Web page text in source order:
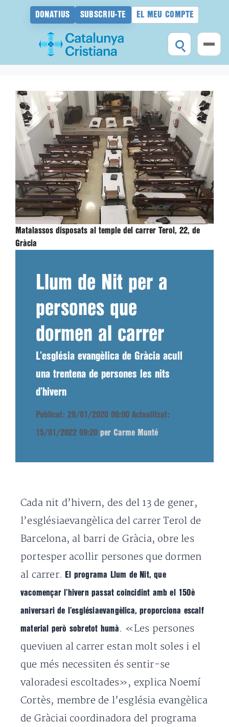
DONATIUS SUBSCRIU-TE EL MEU COMPTE
contingut
Matalassos disposats al temple del carrer Terol, 22, de
Gràcia
Llum de Nit per a
persones que
dormen al carrer
L’església evangèlica de Gràcia acull
una trentena de persones les nits
d’hivern
Publicat: 28/01/2020 00:00 Actualitzat:
15/01/2022 09:20 per Carme Munté
Cada nit d’hivern, des del 13 de gener,
l’esglésiaevangèlica del carrer Terol de
Barcelona, al barri de Gràcia, obre les
portesper acollir persones que dormen
al carrer.El programa Llum de Nit, que
vacomençar l’hivern passat coincidint amb el 150è
aniversari de l’esglésiaevangèlica, proporciona escalf
material però sobretot humà . «Les persones
queviuen al carrer estan molt soles i el
que més necessiten és sentir-se
valoradesi escoltades», explica Noemí
Cortès, membre de l’església evangèlica
de Gràciai coordinadora del programa